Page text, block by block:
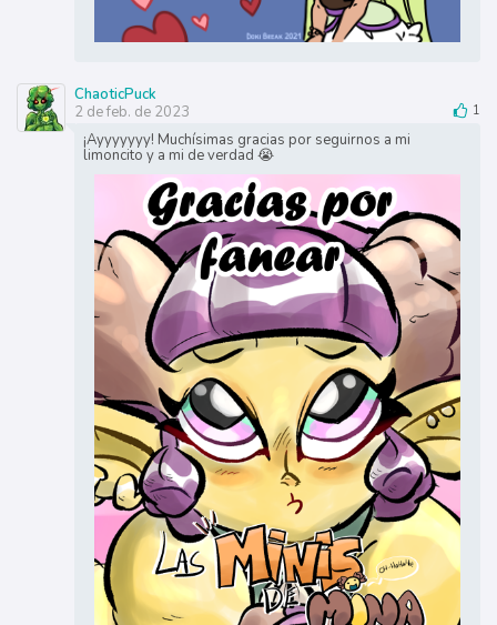
ChaoticPuck
2 de feb. de 2023
1
¡Ayyyyyyy! Muchísimas gracias por seguirnos a mi
limoncito y a mi de verdad 😭